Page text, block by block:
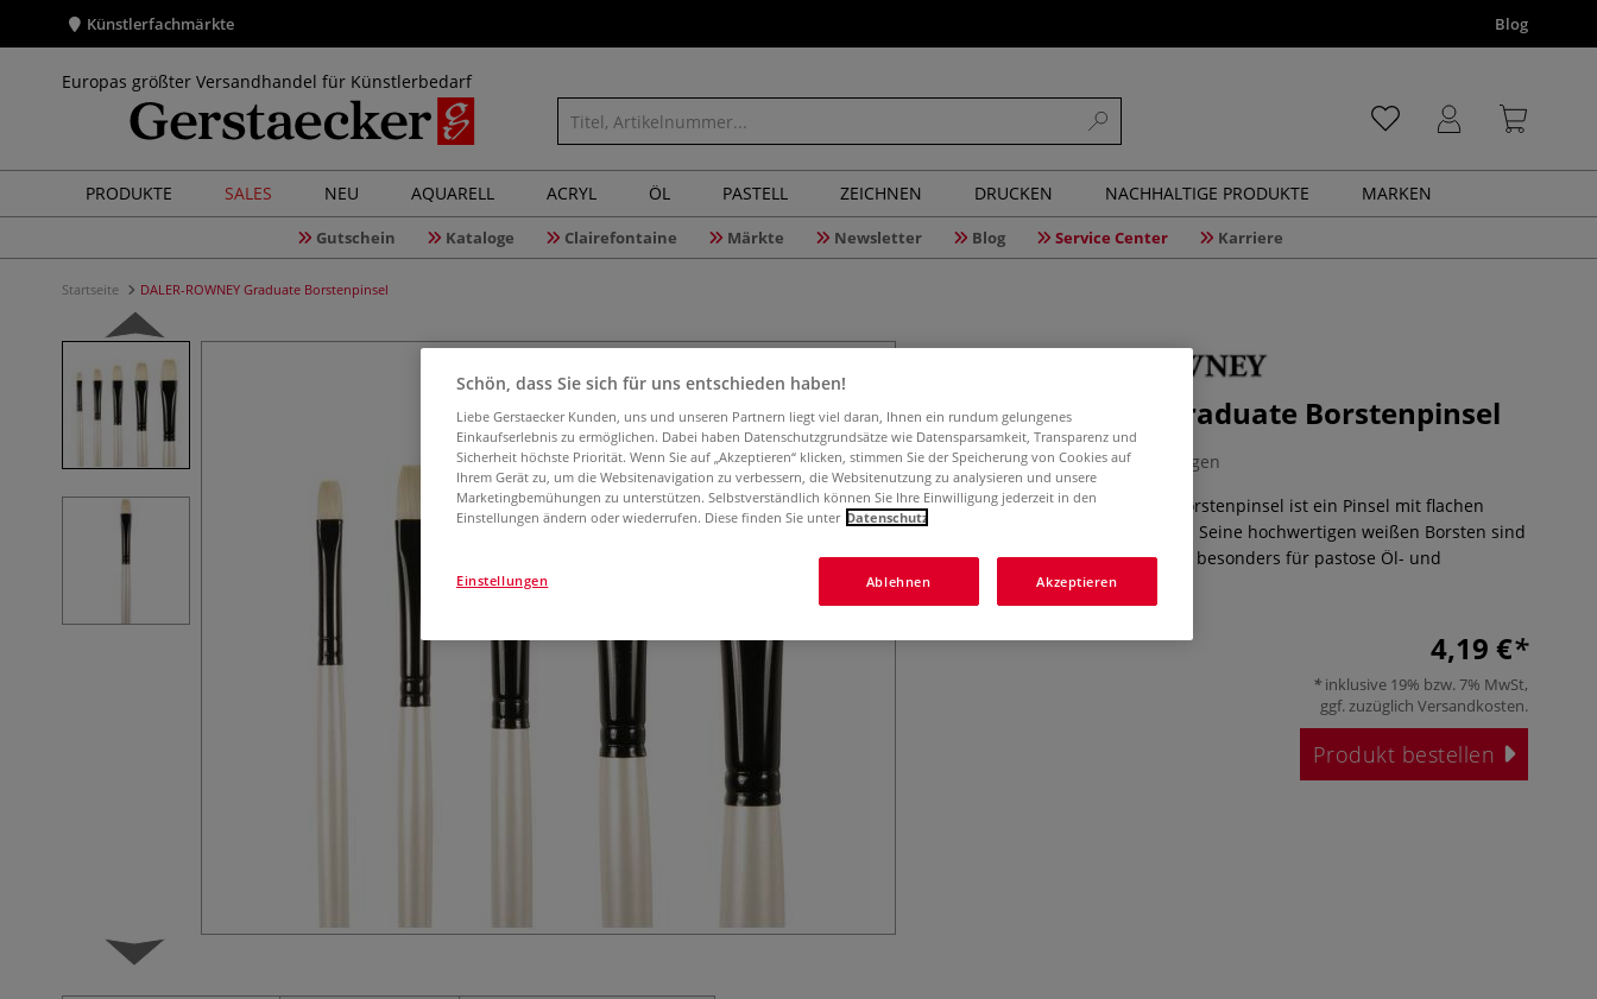
Künstlerfachmärkte Blog
Europas größter Versandhandel für Künstlerbedarf
PRODUKTE SALES NEU AQUARELL ACRYL ÖL PASTELL ZEICHNEN DRUCKEN NACHHALTIGE PRODUKTE MARKEN
Gutschein Kataloge Clairefontaine Märkte Newsletter Blog Service Center Karriere
Startseite DALER-ROWNEY Graduate Borstenpinsel
DALER-ROWNEY Graduate Borstenpinsel
2 Bewertungen
Der DALER-ROWNEY Graduate Borstenpinsel ist ein Pinsel mit flachen
kurzen Borsten und langem Stiel. Seine hochwertigen weißen Borsten sind
wegen ihrer kurzen flachen Form besonders für pastose Öl- und
Acrylfarben geeignet.
4,19 €
inklusive 19% bzw. 7% MwSt,
ggf. zuzüglich Versandkosten.
Produkt bestellen
Schön, dass Sie sich für uns entschieden haben!
Liebe Gerstaecker Kunden, uns und unseren Partnern liegt viel daran, Ihnen ein rundum gelungenes
Einkaufserlebnis zu ermöglichen. Dabei haben Datenschutzgrundsätze wie Datensparsamkeit, Transparenz und
Sicherheit höchste Priorität. Wenn Sie auf „Akzeptieren“ klicken, stimmen Sie der Speicherung von Cookies auf
Ihrem Gerät zu, um die Websitenavigation zu verbessern, die Websitenutzung zu analysieren und unsere
Marketingbemühungen zu unterstützen. Selbstverständlich können Sie Ihre Einwilligung jederzeit in den
Einstellungen ändern oder wiederrufen. Diese finden Sie unter Datenschutz
Ablehnen Akzeptieren
Einstellungen